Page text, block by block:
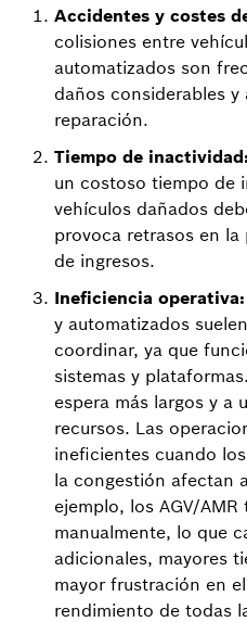
Accidentes y costes
colisiones entre
automatizados son
daños considerables
reparación.
Tiempo de inactividad:
un costoso tiempo de
vehículos dañados
provoca retrasos en
de ingresos.
Ineficiencia operativa:
y automatizados
coordinar, ya que
sistemas y
espera más largos y a
recursos. Las
ineficientes cuando
la congestión afectan
ejemplo, los AGV/
manualmente, lo que
adicionales, mayores
mayor frustración en
rendimiento de todas